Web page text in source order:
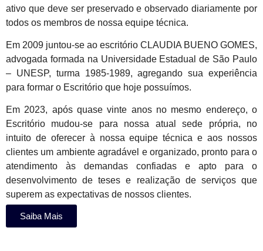
ativo que deve ser preservado e observado diariamente por
todos os membros de nossa equipe técnica.
Em 2009 juntou-se ao escritório CLAUDIA BUENO GOMES,
advogada formada na Universidade Estadual de São Paulo
– UNESP, turma 1985-1989, agregando sua experiência
para formar o Escritório que hoje possuímos.
Em 2023, após quase vinte anos no mesmo endereço, o
Escritório mudou-se para nossa atual sede própria, no
intuito de oferecer à nossa equipe técnica e aos nossos
clientes um ambiente agradável e organizado, pronto para o
atendimento às demandas confiadas e apto para o
desenvolvimento de teses e realização de serviços que
superem as expectativas de nossos clientes.
Saiba Mais